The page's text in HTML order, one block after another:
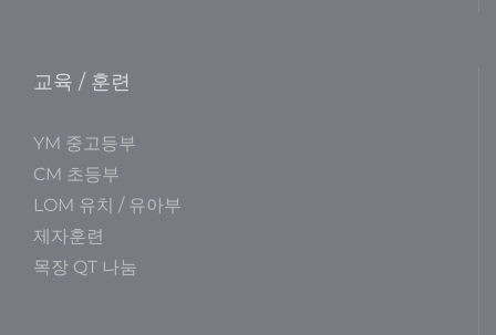
교육 / 훈련
YM 중고등부
CM 초등부
LOM 유치 / 유아부
제자훈련
목장 QT 나눔